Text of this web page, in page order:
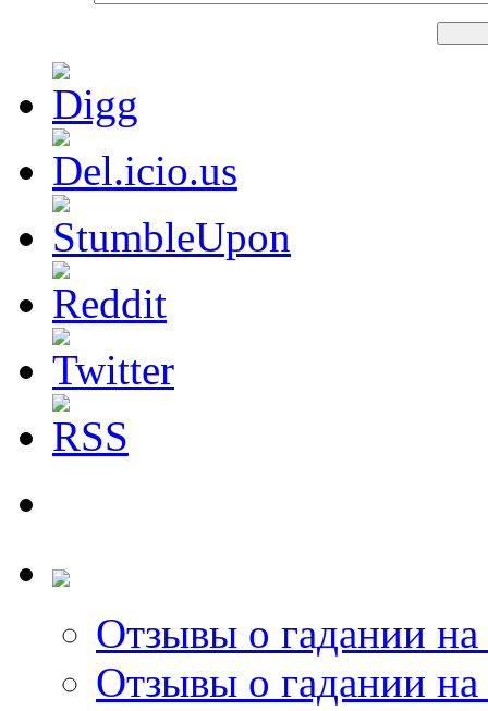
Отзывы о гадании на
Отзывы о гадании на